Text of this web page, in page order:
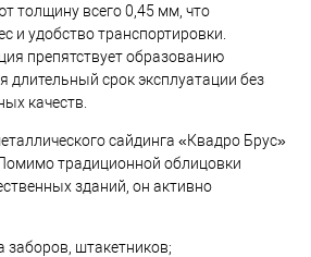
толщину всего 0,45 мм, что
и удобство транспортировки.
препятствует образованию
длительный срок эксплуатации без
качеств.
сайдинга «Квадро Брус»
традиционной облицовки
зданий, он активно
штакетников;